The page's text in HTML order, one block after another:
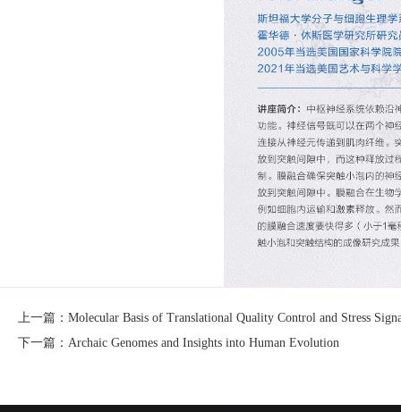
上一篇：Molecular Basis of Translational Quality Control and Stress
下一篇：Archaic Genomes and Insights into Human Evolution